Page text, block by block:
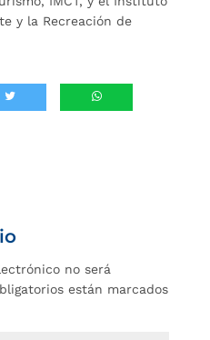
y la Recreación de
no será
están marcados